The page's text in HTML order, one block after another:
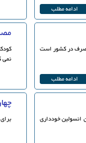
ادامه مطلب
در کشور است
ادامه مطلب
نمی
انسولین خودداری